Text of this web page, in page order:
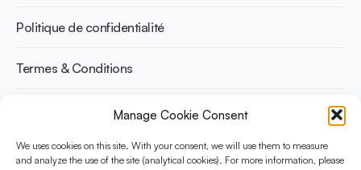
Manage Cookie Consent
We uses cookies on this site. With your consent, we will use them to measure
and analyze the use of the site (analytical cookies). For more information, please
Sportif
Benefits for planet health
Benefits for human health
Politique de confidentialité
Termes & Conditions
YINI (The Yogurt in Nutrition Initiative) est financée par le
Danone Institute International. Elle vise à évaluer et partager les